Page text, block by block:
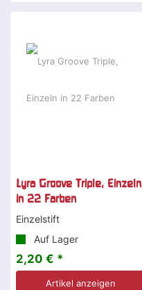
Lyra Groove Triple, Einzeln
in 22 Farben
Einzelstift
Auf Lager
2,20 € *
Artikel anzeigen